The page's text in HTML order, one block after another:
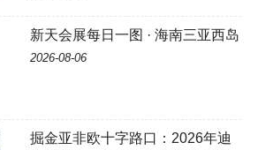
新天会展每日一图 · 海南三亚西岛
2026-08-06
掘金亚非欧十字路口：2026年迪